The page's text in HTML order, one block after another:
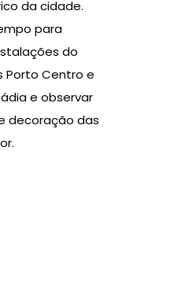
da cidade.
para
do
Porto Centro e
e observar
decoração das